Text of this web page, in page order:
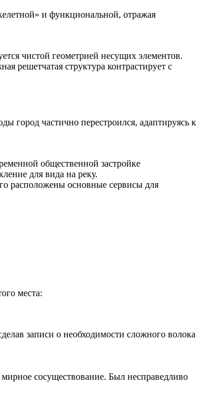
и функциональной, отражая
чистой геометрией несущих элементов.
решетчатая структура контрастирует с
город частично перестроился, адаптируясь к
общественной застройке
для вида на реку.
расположены основные сервисы для
места:
записи о необходимости сложного волока
сосуществование. Был несправедливо